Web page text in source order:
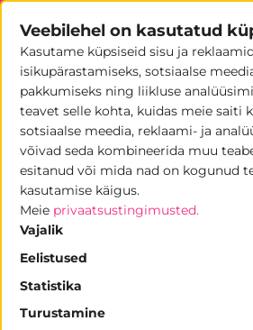
Skip
content
LED RGB
ESITLUSTARVIKUTE
Veebilehel on kasutatud
Kasutame küpsiseid sisu ja
isikupärastamiseks, sotsiaalse
pakkumiseks ning liikluse
teavet selle kohta, kuidas meie saiti
sotsiaalse meedia, reklaami- ja
võivad seda kombineerida muu
esitanud või mida nad on kogunud
kasutamise käigus.
Meie privaatsustingimusted.
Vajalik
Eelistused
Statistika
Turustamine